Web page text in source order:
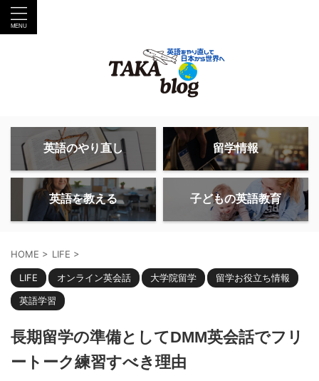
英語のやり直し 留学情報
英語を教える 子どもの英語教育
HOME > LIFE >
LIFE オンライン英会話 大学院留学
留学お役立ち情報
英語学習
長期留学の準備としてDMM英会話でフリ
ートーク練習すべき理由